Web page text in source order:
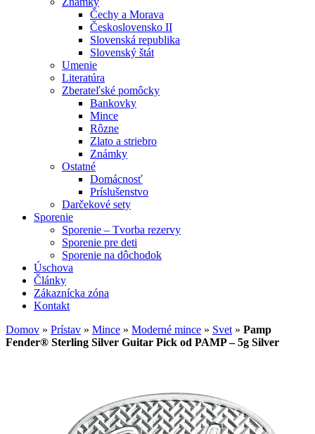
Čechy a Morava
Československo II
Slovenská republika
Slovenský štát
Umenie
Literatúra
Zberateľské pomôcky
Bankovky
Mince
Rôzne
Zlato a striebro
Známky
Ostatné
Domácnosť
Príslušenstvo
Darčekové sety
Sporenie
Sporenie – Tvorba rezervy
Sporenie pre deti
Sporenie na dôchodok
Úschova
Články
Zákaznícka zóna
Kontakt
Domov » Prístav » Mince » Moderné mince » Svet » Pamp
Fender® Sterling Silver Guitar Pick od PAMP – 5g Silver